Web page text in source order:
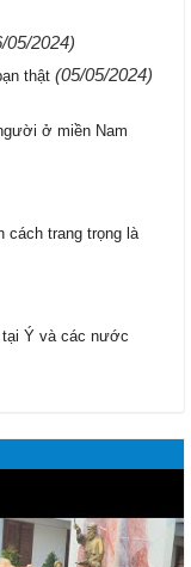
05/2024)
thật (05/05/2024)
ở miền Nam
cách trang trọng là
tại Ý và các nước